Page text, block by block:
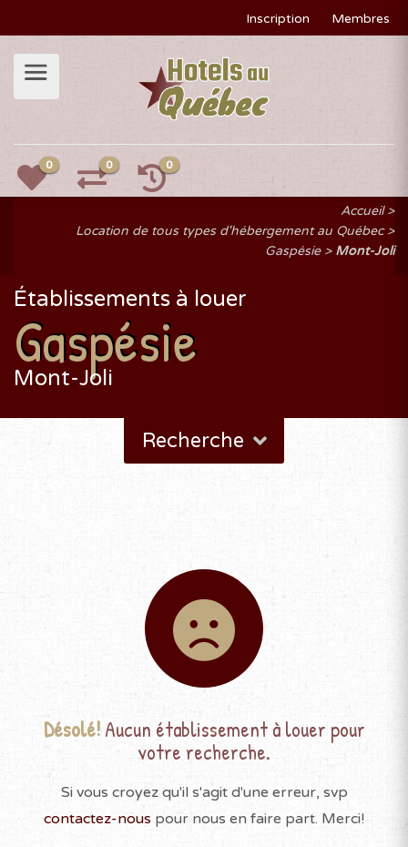
Inscription Membres
0 0 0
Accueil
Location de tous types d'hébergement au Québec
Gaspésie
Mont-Joli
Établissements à louer
Gaspésie
Mont-Joli
Recherche
Désolé!Aucun établissement à louer pour
votre recherche.
Si vous croyez qu'il s'agit d'une erreur, svp
contactez-nous pour nous en faire part. Merci!